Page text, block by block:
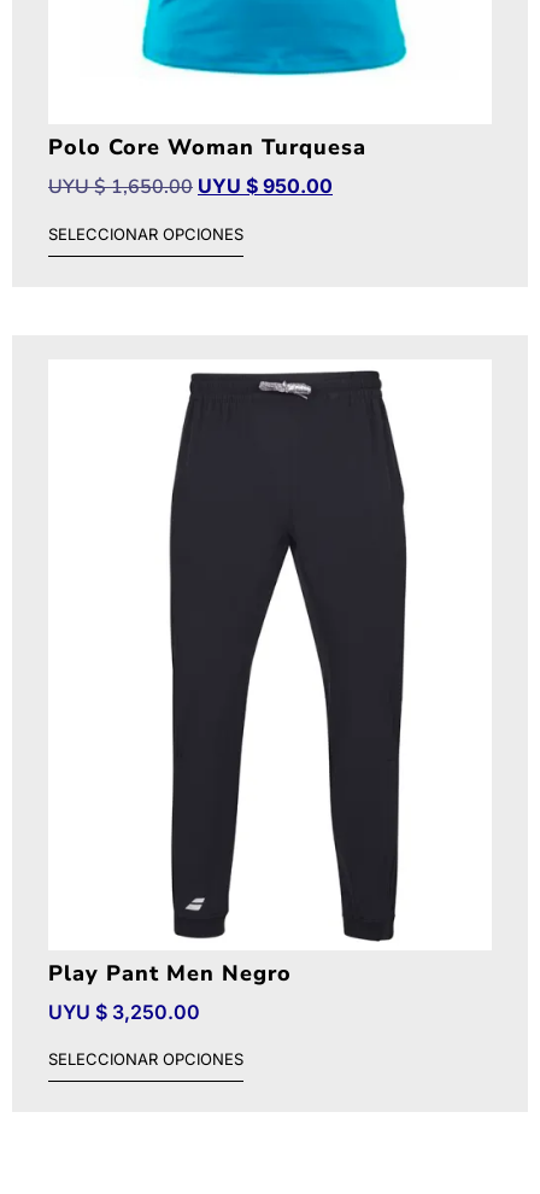
Polo Core Woman Turquesa
UYU $1,650.00 UYU $ 950.00
SELECCIONAR OPCIONES
Play Pant Men Negro
UYU $ 3,250.00
SELECCIONAR OPCIONES